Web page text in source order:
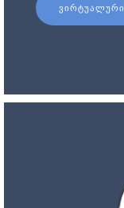
ᲕᲘᲠᲢᲣᲐᲚᲣᲠᲘ